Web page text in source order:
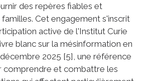
des repères fiables et
Cet engagement s'inscrit
active de l'Institut Curie
blanc sur la mésinformation en
2025 [5], une référence
comprendre et combattre les